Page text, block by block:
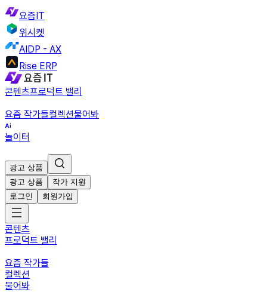
요즘IT
위시켓
AIDP - AX
Rise ERP
콘텐츠프로덕트 밸리
요즘 작가들컬렉션물어봐
놀이터
광고 상품
광고 상품
작가 지원
로그인
회원가입
콘텐츠
프로덕트 밸리
요즘 작가들
컬렉션
물어봐